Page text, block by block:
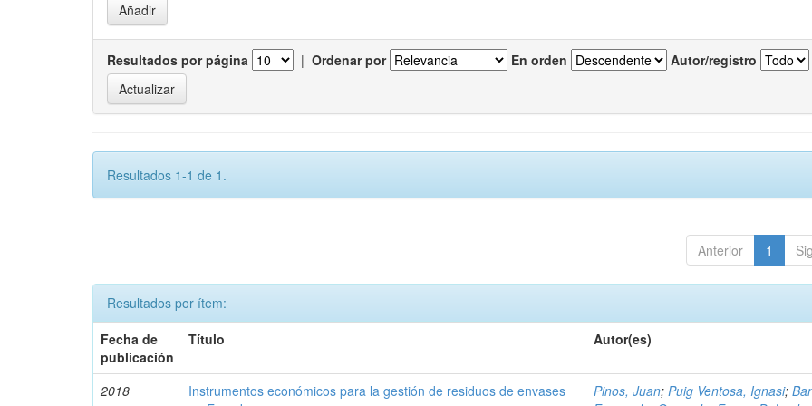
Resultados por página | Ordenar por En orden Autor/registro
Resultados 1-1 de 1.
Anterior 1
Resultados por ítem:
Fecha de
publicación
Título Autor(es)
2018
Instrumentos económicos para la gestión de residuos de envases
Pinos, Juan;Puig Ventosa, Ignasi;